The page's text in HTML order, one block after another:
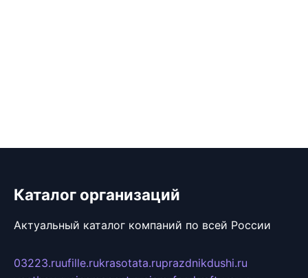
Каталог организаций
Актуальный каталог компаний по всей России
03223.ruufille.rukrasotata.ruprazdnikdushi.ru